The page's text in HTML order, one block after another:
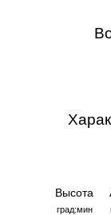
Высота
град:мин